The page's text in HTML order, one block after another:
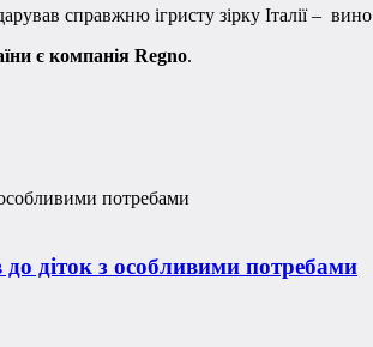
справжню ігристу зірку Італії – вино
є компанія Regno.
діток з особливими потребами